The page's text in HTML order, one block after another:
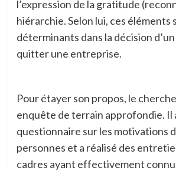
l’expression de la gratitude
hiérarchie. Selon lui, ces éléments
déterminants dans la décision
quitter une entreprise.
Pour étayer son propos, le
enquête de terrain approfondie. Il
questionnaire sur les motivations
personnes et a réalisé des
cadres ayant effectivement